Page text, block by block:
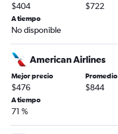
$404 $722
A tiempo
No disponible
American Airlines
Mejor precio
$476
Promedio
$844
A tiempo
71 %